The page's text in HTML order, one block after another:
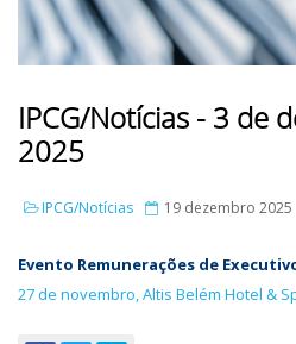
IPCG/Notícias - 3 de
2025
IPCG/Notícias 19 dezembro 2025
Evento Remunerações de
27 de novembro, Altis Belém Hotel &